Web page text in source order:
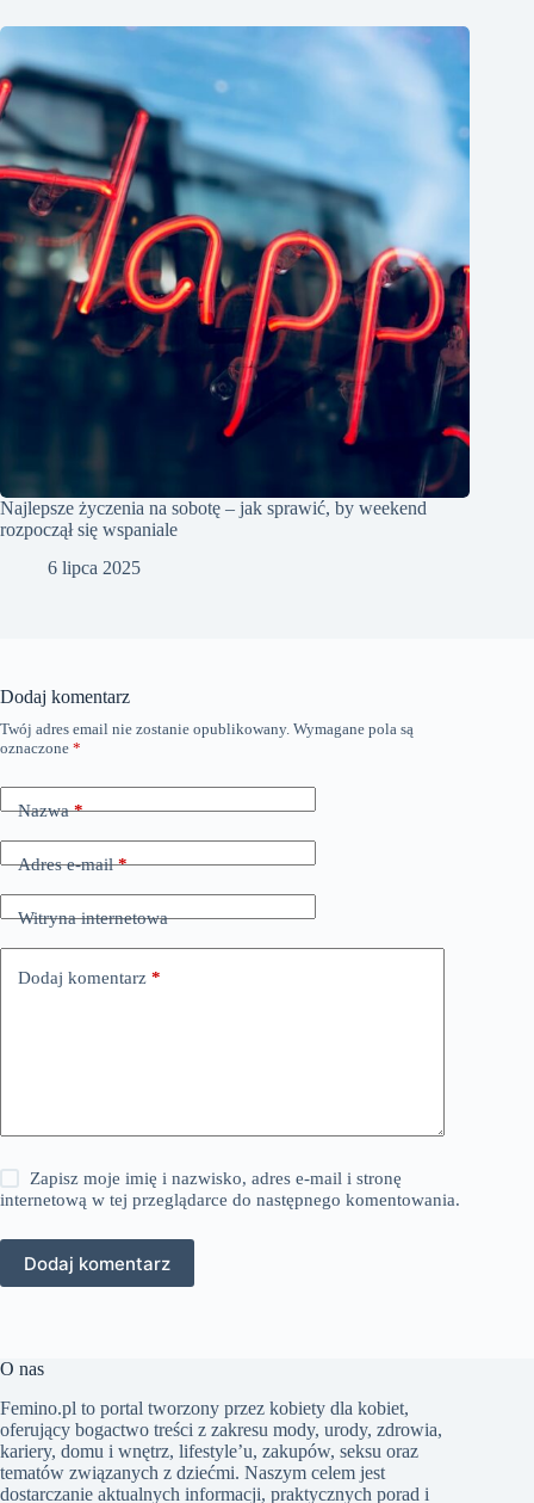
Najlepsze życzenia na sobotę – jak sprawić, by weekend
rozpoczął się wspaniale
6 lipca 2025
Dodaj komentarz
Twój adres email nie zostanie opublikowany. Wymagane pola są
oznaczone *
Nazwa*
Adres e-mail*
Witryna internetowa
Dodaj komentarz *
Zapisz moje imię i nazwisko, adres e-mail i stronę
internetową w tej przeglądarce do następnego komentowania.
Dodaj komentarz
O nas
Femino.pl to portal tworzony przez kobiety dla kobiet,
oferujący bogactwo treści z zakresu mody, urody, zdrowia,
kariery, domu i wnętrz, lifestyle’u, zakupów, seksu oraz
tematów związanych z dziećmi. Naszym celem jest
dostarczanie aktualnych informacji, praktycznych porad i